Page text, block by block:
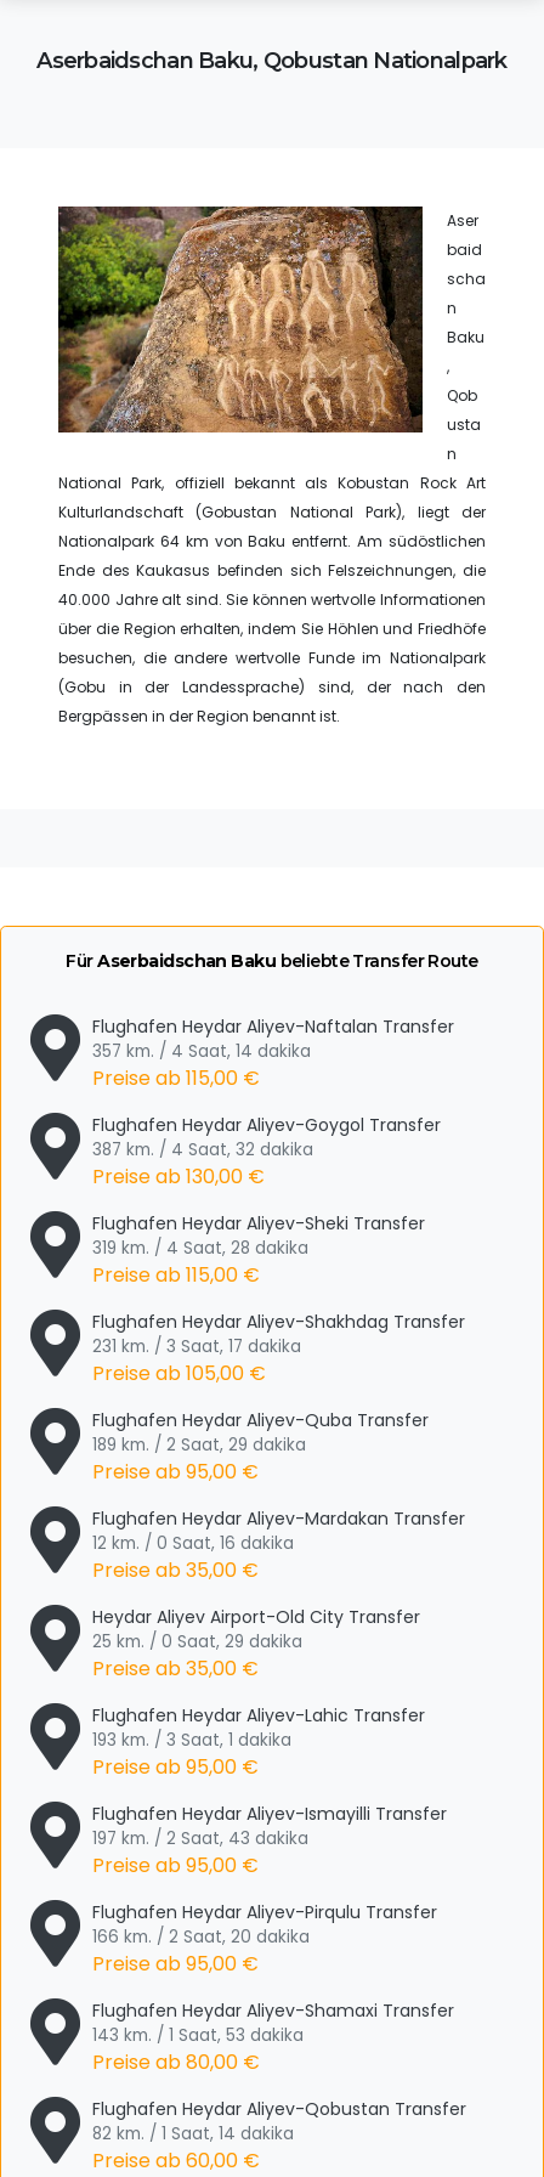
Aserbaidschan Baku, Qobustan Nationalpark
Aser
baid
scha
n
Baku
,
Qob
usta
n
National Park, offiziell bekannt als Kobustan Rock Art
Kulturlandschaft (Gobustan National Park), liegt der
Nationalpark 64 km von Baku entfernt. Am südöstlichen
Ende des Kaukasus befinden sich Felszeichnungen, die
40.000 Jahre alt sind. Sie können wertvolle Informationen
über die Region erhalten, indem Sie Höhlen und Friedhöfe
besuchen, die andere wertvolle Funde im Nationalpark
(Gobu in der Landessprache) sind, der nach den
Bergpässen in der Region benannt ist.
FürAserbaidschan Baku beliebte Transfer Route
Flughafen Heydar Aliyev-Naftalan Transfer
357 km. / 4 Saat, 14 dakika
Preise ab115,00 €
Flughafen Heydar Aliyev-Goygol Transfer
387 km. / 4 Saat, 32 dakika
Preise ab130,00 €
Flughafen Heydar Aliyev-Sheki Transfer
319 km. / 4 Saat, 28 dakika
Preise ab115,00 €
Flughafen Heydar Aliyev-Shakhdag Transfer
231 km. / 3 Saat, 17 dakika
Preise ab105,00 €
Flughafen Heydar Aliyev-Quba Transfer
189 km. / 2 Saat, 29 dakika
Preise ab95,00 €
Flughafen Heydar Aliyev-Mardakan Transfer
12 km. / 0 Saat, 16 dakika
Preise ab35,00 €
Heydar Aliyev Airport-Old City Transfer
25 km. / 0 Saat, 29 dakika
Preise ab35,00 €
Flughafen Heydar Aliyev-Lahic Transfer
193 km. / 3 Saat, 1 dakika
Preise ab95,00 €
Flughafen Heydar Aliyev-Ismayilli Transfer
197 km. / 2 Saat, 43 dakika
Preise ab95,00 €
Flughafen Heydar Aliyev-Pirqulu Transfer
166 km. / 2 Saat, 20 dakika
Preise ab95,00 €
Flughafen Heydar Aliyev-Shamaxi Transfer
143 km. / 1 Saat, 53 dakika
Preise ab80,00 €
Flughafen Heydar Aliyev-Qobustan Transfer
82 km. / 1 Saat, 14 dakika
Preise ab60,00 €